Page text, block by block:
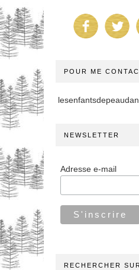
POUR ME
NEWSLETTER
Adresse e-mail
RECHERCHER